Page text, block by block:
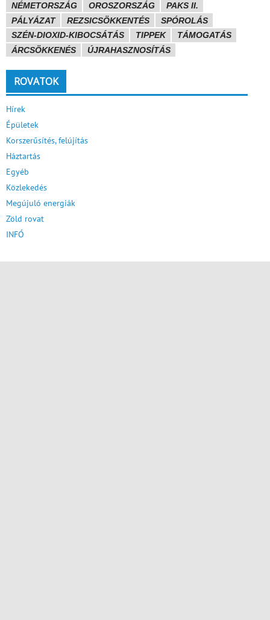
NÉMETORSZÁG
OROSZORSZÁG
PAKS II.
PÁLYÁZAT
REZSICSÖKKENTÉS
SPÓROLÁS
SZÉN-DIOXID-KIBOCSÁTÁS
TIPPEK
TÁMOGATÁS
ÁRCSÖKKENÉS
ÚJRAHASZNOSÍTÁS
ROVATOK
Hírek
Épületek
Korszerűsítés, felújítás
Háztartás
Egyéb
Közlekedés
Megújuló energiák
Zöld rovat
INFÓ